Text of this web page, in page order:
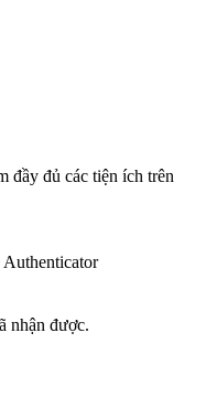
đầy đủ các tiện ích trên
nhận được.